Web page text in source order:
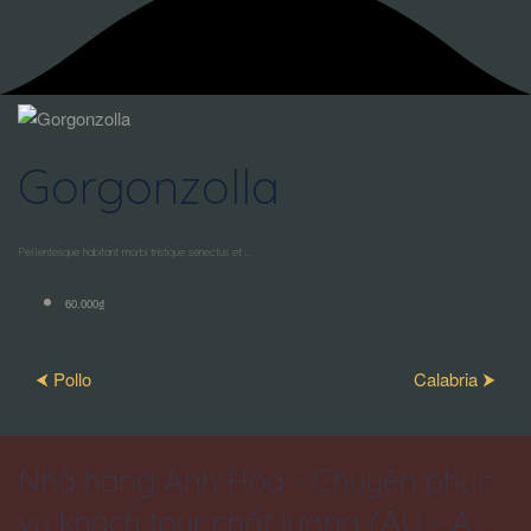
Gorgonzolla
Pellentesque habitant morbi tristique senectus et ...
60.000₫
⮜ Pollo Calabria ⮞
Nhà hàng Anh Hòa - Chuyên phục
vụ khách tour chất lượng (ÂU - Á -